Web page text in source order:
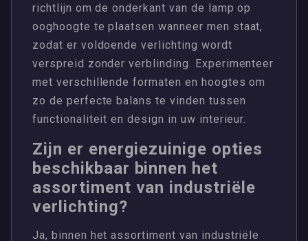
richtlijn om de onderkant van de lamp op
ooghoogte te plaatsen wanneer men staat,
zodat er voldoende verlichting wordt
verspreid zonder verblinding. Experimenteer
met verschillende formaten en hoogtes om
zo de perfecte balans te vinden tussen
functionaliteit en design in uw interieur.
Zijn er energiezuinige opties
beschikbaar binnen het
assortiment van industriële
verlichting?
Ja, binnen het assortiment van industriële